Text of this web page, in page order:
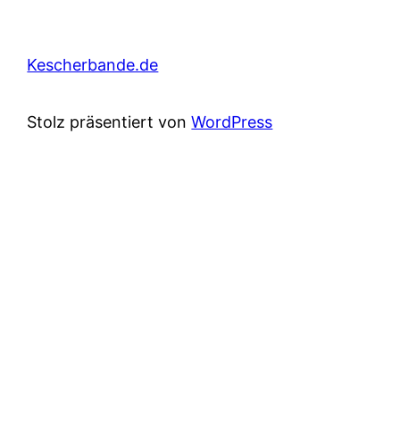
Kescherbande.de
Stolz präsentiert vonWordPress